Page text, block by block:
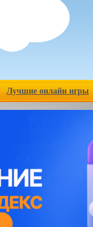
Лучшие онлайн игры